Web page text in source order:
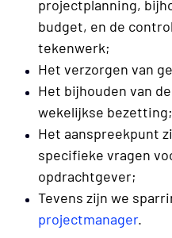
projectplanning,
budget, en de
tekenwerk;
Het verzorgen van
Het bijhouden van
wekelijkse bezetting;
Het aanspreekpunt
specifieke vragen
opdrachtgever;
Tevens zijn we
projectmanager.